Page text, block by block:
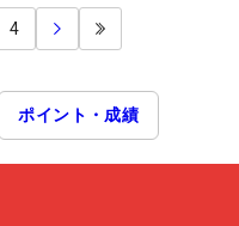
4
ポイント・成績